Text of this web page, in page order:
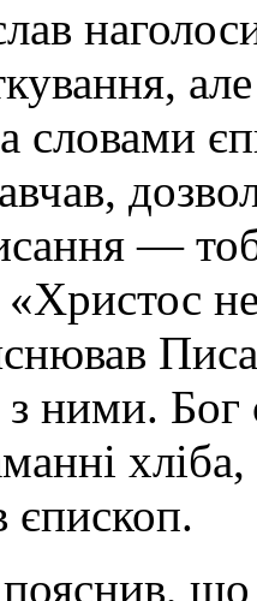
словами
—
з ними. Бог
що